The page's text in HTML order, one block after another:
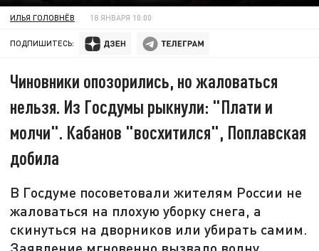
ИЛЬЯ ГОЛОВНЁВ 18 ЯНВАРЯ 10:00
ПОДПИШИТЕСЬ:
Чиновники опозорились, но жаловаться
нельзя. Из Госдумы рыкнули: "Плати и
молчи". Кабанов "восхитился", Поплавская
добила
В Госдуме посоветовали жителям России не
жаловаться на плохую уборку снега, а
скинуться на дворников или убирать самим.
Заявление мгновенно вызвало волну